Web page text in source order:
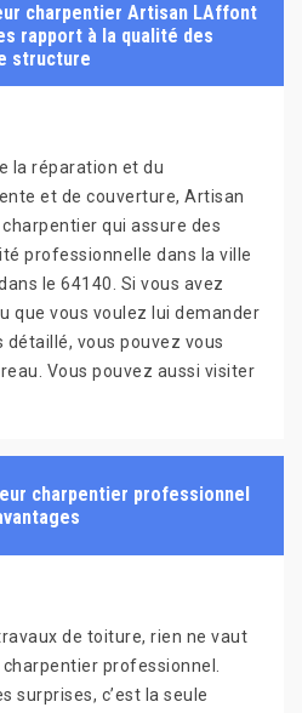
charpentier Artisan LAffont
rapport à la qualité des
structure
la réparation et du
et de couverture, Artisan
qui assure des
professionnelle dans la ville
le 64140. Si vous avez
que vous voulez lui demander
détaillé, vous pouvez vous
Vous pouvez aussi visiter
charpentier professionnel
de toiture, rien ne vaut
charpentier professionnel.
surprises, c’est la seule